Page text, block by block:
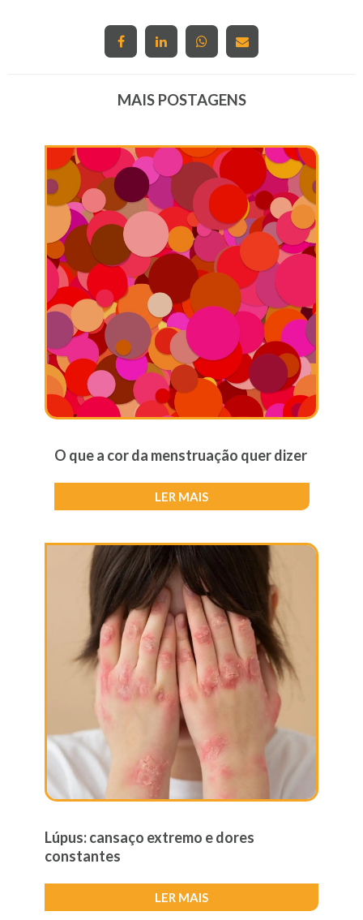
MAIS POSTAGENS
O que a cor da menstruação quer dizer
LER MAIS
Lúpus: cansaço extremo e dores
constantes
LER MAIS